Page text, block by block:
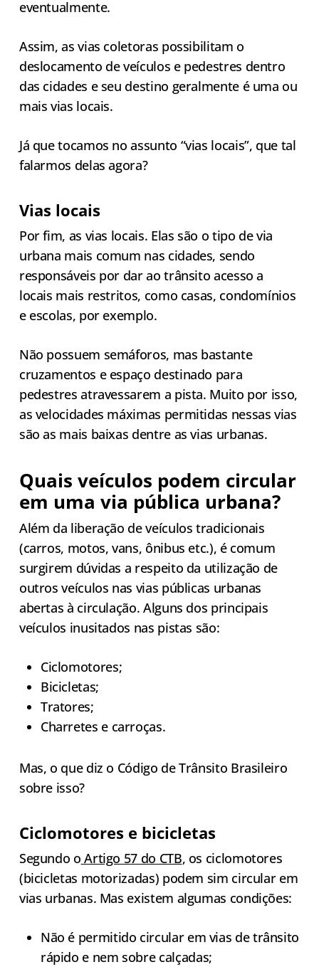
eventualmente.
Assim, as vias coletoras possibilitam o
deslocamento de veículos e pedestres dentro
das cidades e seu destino geralmente é uma ou
mais vias locais.
Já que tocamos no assunto “vias locais”, que tal
falarmos delas agora?
Vias locais
Por fim, as vias locais. Elas são o tipo de via
urbana mais comum nas cidades, sendo
responsáveis por dar ao trânsito acesso a
locais mais restritos, como casas, condomínios
e escolas, por exemplo.
Não possuem semáforos, mas bastante
cruzamentos e espaço destinado para
pedestres atravessarem a pista. Muito por isso,
as velocidades máximas permitidas nessas vias
são as mais baixas dentre as vias urbanas.
Quais veículos podem circular
em uma via pública urbana?
Além da liberação de veículos tradicionais
(carros, motos, vans, ônibus etc.), é comum
surgirem dúvidas a respeito da utilização de
outros veículos nas vias públicas urbanas
abertas à circulação. Alguns dos principais
veículos inusitados nas pistas são:
Ciclomotores;
Bicicletas;
Tratores;
Charretes e carroças.
Mas, o que diz o Código de Trânsito Brasileiro
sobre isso?
Ciclomotores e bicicletas
Segundo o Artigo 57 do CTB, os ciclomotores
(bicicletas motorizadas) podem sim circular em
vias urbanas. Mas existem algumas condições:
Não é permitido circular em vias de trânsito
rápido e nem sobre calçadas;